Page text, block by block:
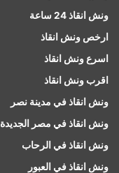
ونش انقاذ 24 ساعة
ارخص ونش انقاذ
اسرع ونش انقاذ
اقرب ونش انقاذ
ونش انقاذ في مدينة نصر
ونش انقاذ في مصر الجديدة
ونش انقاذ في الرحاب
ونش انقاذ في العبور